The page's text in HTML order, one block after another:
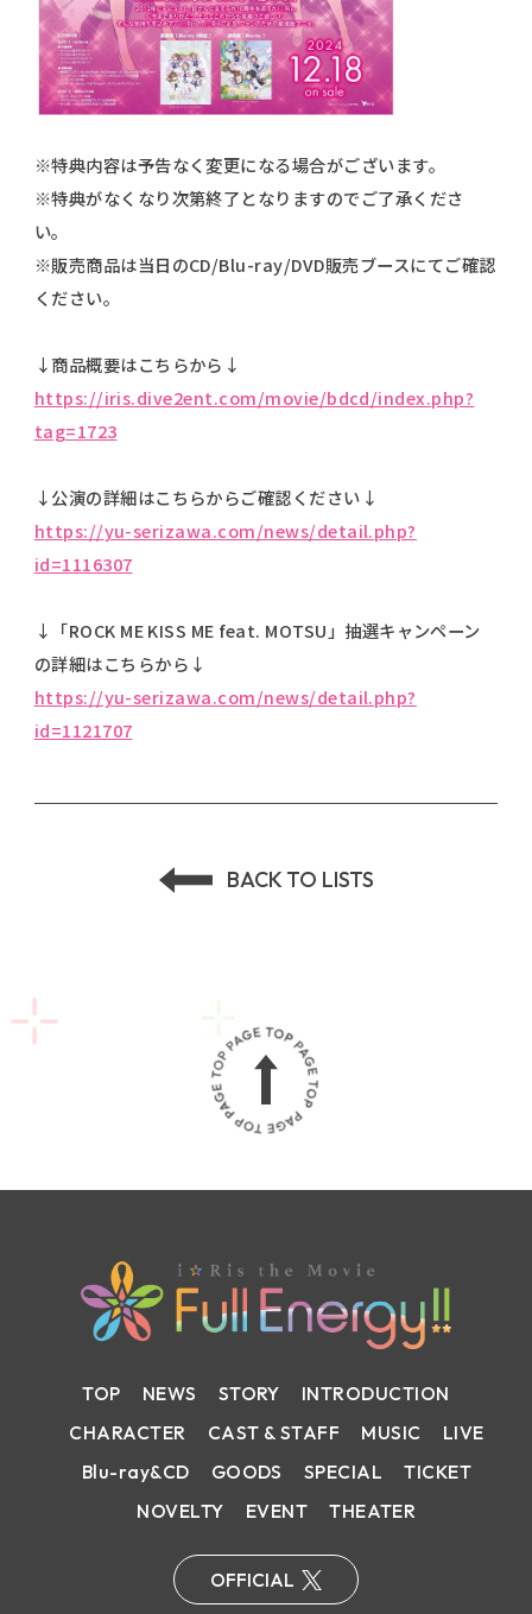
※特典内容は予告なく変更になる場合がございます。
※特典がなくなり次第終了となりますのでご了承くださ
い。
※販売商品は当日のCD/Blu-ray/DVD販売ブースにてご確認
ください。
↓商品概要はこちらから↓
https://iris.dive2ent.com/movie/bdcd/index.php?
tag=1723
↓公演の詳細はこちらからご確認ください↓
https://yu-serizawa.com/news/detail.php?
id=1116307
↓「ROCK ME KISS ME feat. MOTSU」抽選キャンペーン
の詳細はこちらから↓
https://yu-serizawa.com/news/detail.php?
id=1121707
BACK TO LISTS
P
A
G
E
P
TOP NEWS STORY
INTRODUCTION
CHARACTER
CAST & STAFF MUSIC
LIVE
Blu-ray&CD
GOODS SPECIAL
TICKET
NOVELTY
EVENT THEATER
OFFICIAL
X